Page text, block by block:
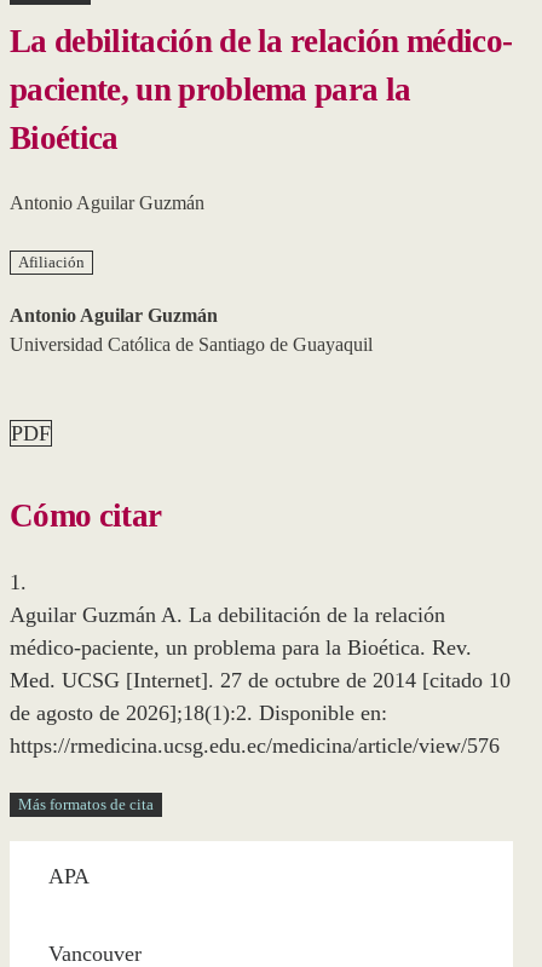
La debilitación de la relación médico-
paciente, un problema para la
Bioética
Antonio Aguilar Guzmán
Afiliación
Antonio Aguilar Guzmán
Universidad Católica de Santiago de Guayaquil
PDF
Cómo citar
1.
Aguilar Guzmán A. La debilitación de la relación
médico-paciente, un problema para la Bioética. Rev.
Med. UCSG [Internet]. 27 de octubre de 2014 [citado 10
de agosto de 2026];18(1):2. Disponible en:
https://rmedicina.ucsg.edu.ec/medicina/article/view/576
Más formatos de cita
APA
Vancouver